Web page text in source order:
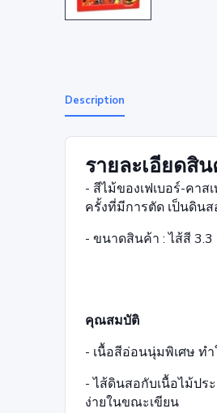
Description
รายละเอียดสิ
- สีไม้ของเฟเบอร์-คา
ครั้งที่มีการตัด เป็นดิน
- ขนาดสินค้า : ไส้สี
คุณสมบัติ
- เนื้อสีอ่อนนุ่มพิเศษ ทำ
- ไส้ดินสอกับเนื้อไม้ปร
ง่ายในขณะเขียน